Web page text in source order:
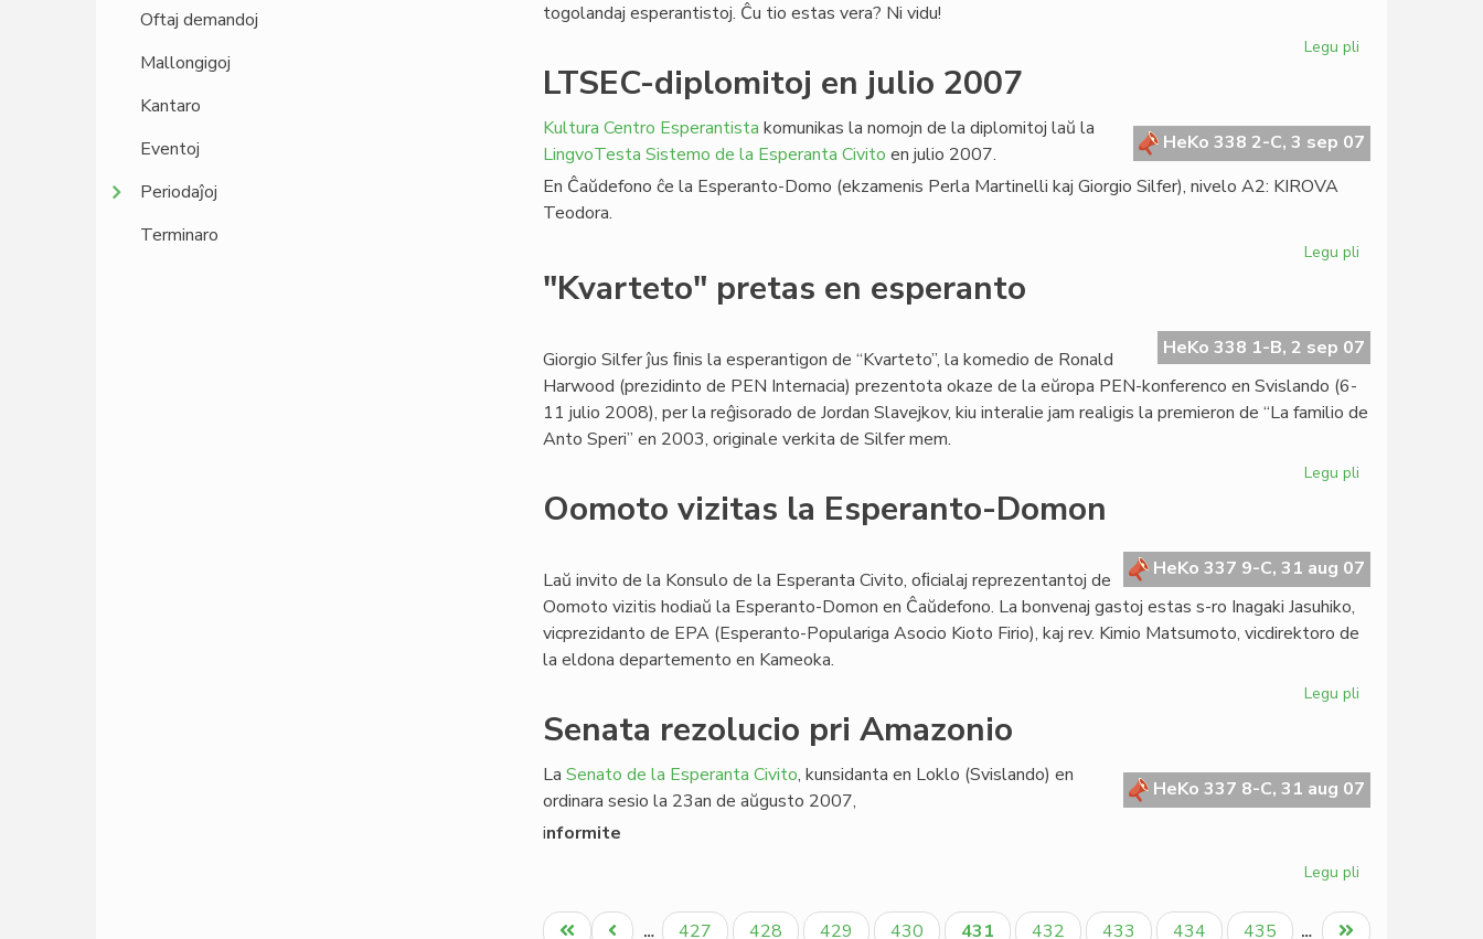
togolandaj esperantistoj. Ĉu tio estas vera? Ni vidu!
Legu pli
esperanto
en
LTSEC-diplomitoj en julio 2007
HeKo 338 2-C, 3 sep 07
Kultura Centro Esperantista komunikas la nomojn de la diplomitoj laŭ la
LingvoTesta Sistemo de la Esperanta Civito en julio 2007.
En Ĉaŭdefono ĉe la Esperanto-Domo (ekzamenis Perla Martinelli kaj Giorgio Silfer), nivelo A2: KIROVA
Teodora.
Legu pli
julio
2007
"Kvarteto" pretas en esperanto
HeKo 338 1-B, 2 sep 07
Giorgio Silfer ĵus ﬁnis la esperantigon de “Kvarteto”, la komedio de Ronald
Harwood (prezidinto de PEN Internacia) prezentota okaze de la eŭropa PEN-konferenco en Svislando (6-
11 julio 2008), per la reĝisorado de Jordan Slavejkov, kiu interalie jam realigis la premieron de “La familio de
Anto Speri” en 2003, originale verkita de Silfer mem.
Legu pli
esperanto
Oomoto vizitas la Esperanto-Domon
HeKo 337 9-C, 31 aug 07
Laŭ invito de la Konsulo de la Esperanta Civito, oﬁcialaj reprezentantoj de
Oomoto vizitis hodiaŭ la Esperanto-Domon en Ĉaŭdefono. La bonvenaj gastoj estas s-ro Inagaki Jasuhiko,
vicprezidanto de EPA (Esperanto-Populariga Asocio Kioto Firio), kaj rev. Kimio Matsumoto, vicdirektoro de
la eldona departemento en Kameoka.
Legu pli
Esperanto-
Domon
Senata rezolucio pri Amazonio
HeKo 337 8-C, 31 aug 07
La Senato de la Esperanta Civito, kunsidanta en Loklo (Svislando) en
ordinara sesio la 23an de aŭgusto 2007,
informite
Legu pli
rezolucio
Pagination
Unua Antaŭa
… Paĝo
427 Paĝo
428 Paĝo
429 Paĝo
430 Aktuala
431 Paĝo
432 Paĝo
433 Paĝo
434 Paĝo
435 … Last
Oftaj demandoj
Mallongigoj
Kantaro
Eventoj
Periodaĵoj
Terminaro